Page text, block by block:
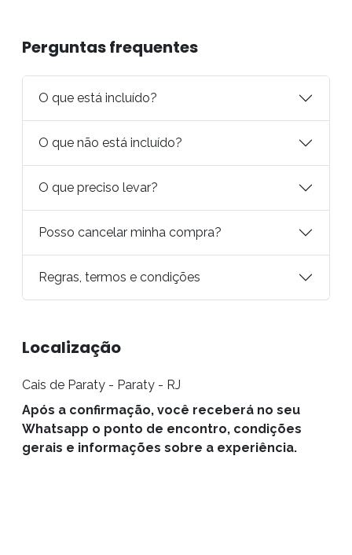
Perguntas frequentes
O que está incluído?
O que não está incluído?
O que preciso levar?
Posso cancelar minha compra?
Regras, termos e condições
Localização
Cais de Paraty - Paraty - RJ
Após a confirmação, você receberá no seu
Whatsapp o ponto de encontro, condições
gerais e informações sobre a experiência.